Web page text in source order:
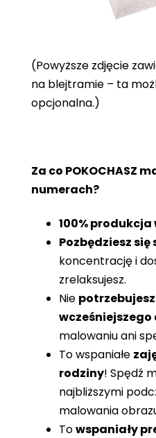
(Powyższe zdjęcie
na blejtramie – ta
opcjonalna.)
Za co POKOCHASZ
numerach?
100% produkcja
Pozbędziesz się
koncentrację i
zrelaksujesz.
Nie
malowaniu ani
To wspaniałe
rodziny! Spędź
najbliższymi
malowania
Towspaniały